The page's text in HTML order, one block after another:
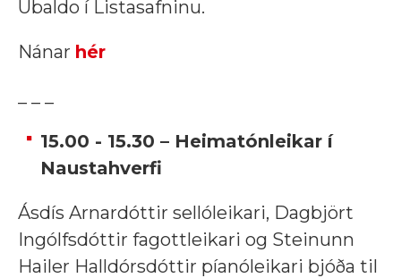
Ubaldo í Listasafninu.
Nánar hér
15.00 - 15.30 – Heimatónleikar í
Naustahverfi
Ásdís Arnardóttir sellóleikari, Dagbjört
Ingólfsdóttir fagottleikari og Steinunn
Hailer Halldórsdóttir píanóleikari bjóða til